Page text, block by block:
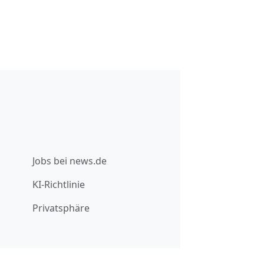
Jobs bei news.de
KI-Richtlinie
Privatsphäre